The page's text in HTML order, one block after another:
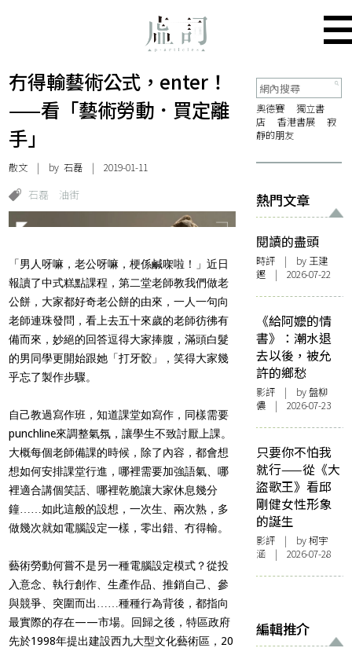
冇得輸藝術公式，enter！
——看「藝術勞動．買定離
手」
散文 | by石磊 | 2019-01-11
石磊 油街
「男人呀嘛，老公呀嘛，梗係鹹㗎啦！」近日
報讀了中式糕點課程，第二堂老師教我們做老
公餅，大家都好奇老公餅的由來，一人一句向
老師連珠發問，看上去五十來歲的老師彷彿有
備而來，妙絕的回答逗得大家捧腹，滿頭白髮
的男同學更開始跟她「打牙骹」，笑得大家幾
乎忘了製作步驟。
自己教過寫作班，知道課堂如寫作，同樣需要
punchline來調整氣氛，讓學生不致討厭上課。
大概每個老師備課的時候，除了內容，都會想
想如何安排課堂行進，哪裡需要加強語氣、哪
裡適合講個笑話、哪裡乾脆讓大家休息幾分
鐘……如此這般的設想，一次生、兩次熟，多
做幾次就如電腦設定一樣，零出錯、冇得輸。
藝術勞動何嘗不是另一種電腦設定模式？從投
入意念、執行創作、生產作品、推銷自己、參
與競爭、突圍而出……種種行為背後，都指向
最實際的存在——市場。回歸之後，特區政府
先於1998年提出建設西九大型文化藝術區，20
奧德賽
獨立書
店
香港書展
寂
靜的朋友
熱門文章
閱讀的盡頭
時評 | by 王建
鏗 | 2026-07-22
《給阿嬤的情
書》：潮水退
去以後，被允
許的鄉愁
影評 | by 盤柳
儂 | 2026-07-23
只要你不怕我
就行——從《大
盜歌王》看邱
剛健女性形象
的誕生
影評 | by 柯宇
涵 | 2026-07-28
編輯推介